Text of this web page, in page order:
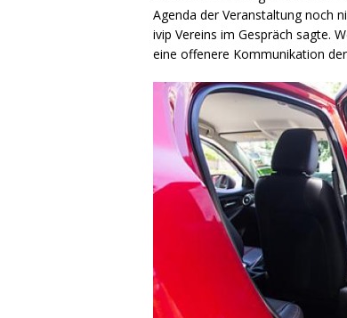
Agenda der Veranstaltung noch
ivip Vereins im Gespräch sagte.
eine offenere Kommunikation